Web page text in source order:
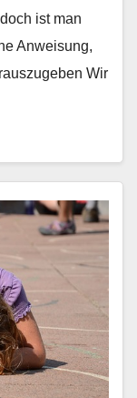
ist man
Anweisung,
Wir